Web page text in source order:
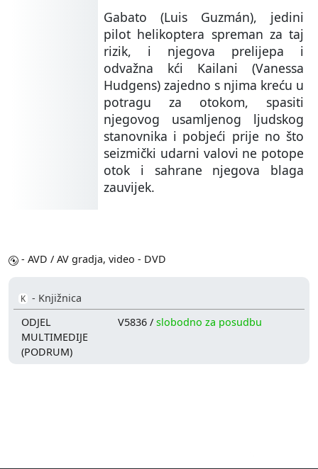
Gabato (Luis Guzmán), jedini
pilot helikoptera spreman za taj
rizik, i njegova prelijepa i
odvažna kći Kailani (Vanessa
Hudgens) zajedno s njima kreću u
potragu za otokom, spasiti
njegovog usamljenog ljudskog
stanovnika i pobjeći prije no što
seizmički udarni valovi ne potope
otok i sahrane njegova blaga
zauvijek.
- AVD / AV gradja, video - DVD
K - Knjižnica
ODJEL
MULTIMEDIJE
(PODRUM)
V5836 /slobodno za posudbu